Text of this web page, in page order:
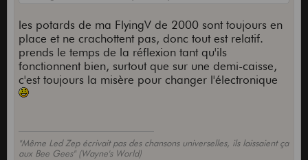
les potards de ma FlyingV de 2000 sont toujours en
place et ne crachottent pas, donc tout est relatif.
prends le temps de la réflexion tant qu'ils
fonctionnent bien, surtout que sur une demi-caisse,
c'est toujours la misère pour changer l'électronique
"Même Led Zep écrivait pas des chansons universelles, ils laissaient ça
aux Bee Gees" (Wayne's World)